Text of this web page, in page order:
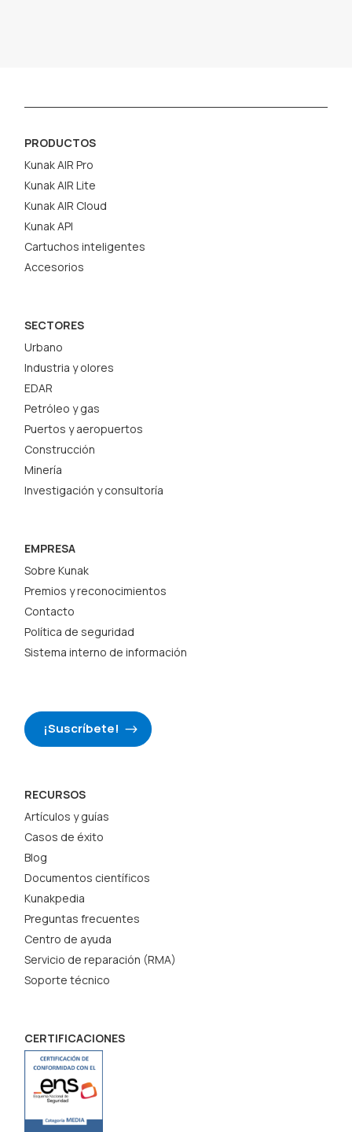
PRODUCTOS
Kunak AIR Pro
Kunak AIR Lite
Kunak AIR Cloud
Kunak API
Cartuchos inteligentes
Accesorios
SECTORES
Urbano
Industria y olores
EDAR
Petróleo y gas
Puertos y aeropuertos
Construcción
Minería
Investigación y consultoría
EMPRESA
Sobre Kunak
Premios y reconocimientos
Contacto
Política de seguridad
Sistema interno de información
¡Suscríbete!
RECURSOS
Artículos y guías
Casos de éxito
Blog
Documentos científicos
Kunakpedia
Preguntas frecuentes
Centro de ayuda
Servicio de reparación (RMA)
Soporte técnico
CERTIFICACIONES